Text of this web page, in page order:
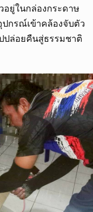
ยู่ในกล่องกระดาษ
กรณ์เข้าคล้องจับตัว
ปปล่อยคืนสู่ธรรมชาติ